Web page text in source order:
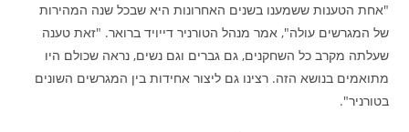
"אחת הטענות ששמענו בשנים האחרונות היא שבכל שנה המהירות
של המגרשים עולה", אמר מנהל הטורניר דייויד ברואר. "זאת טענה
שעלתה מקרב כל השחקנים, גם גברים וגם נשים, נראה שכולם היו
מתואמים בנושא הזה. רצינו גם ליצור אחידות בין המגרשים השונים
בטורניר".